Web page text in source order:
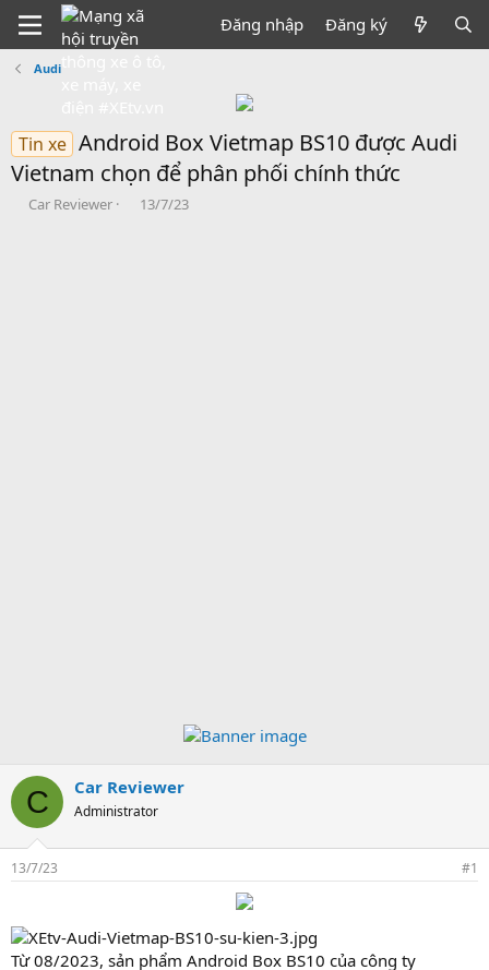
Đăng nhập Đăng ký
Audi
Tin xe Android Box Vietmap BS10 được Audi
Vietnam chọn để phân phối chính thức
B
Car Reviewer
N
13/7/23
C Car Reviewer
Administrator
13/7/23 #1
Từ 08/2023, sản phẩm Android Box BS10 của công ty